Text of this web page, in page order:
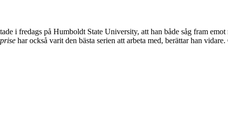
i fredags på Humboldt State University, att han både såg fram
har också varit den bästa serien att arbeta med, berättar han